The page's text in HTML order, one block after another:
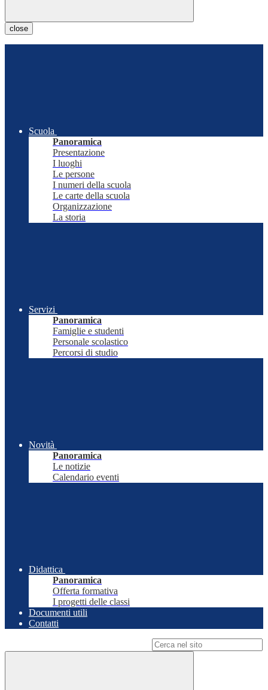
close
Scuola
Panoramica
Presentazione
I luoghi
Le persone
I numeri della scuola
Le carte della scuola
Organizzazione
La storia
Servizi
Panoramica
Famiglie e studenti
Personale scolastico
Percorsi di studio
Novità
Panoramica
Le notizie
Calendario eventi
Didattica
Panoramica
Offerta formativa
I progetti delle classi
Documenti utili
Contatti